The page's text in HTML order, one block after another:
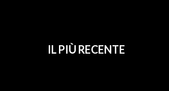
IL PIÙ RECENTE